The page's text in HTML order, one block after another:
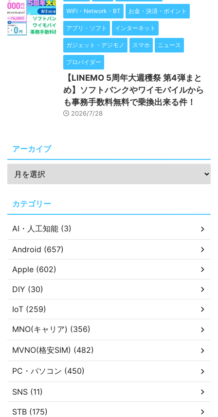
WiFi・Network・BT お金・決済・ポイント
アプリ・ソフト インターネット
ガジェット・デジモノ スマホ ニュース
プロバイダー
【LINEMO 5周年大週穫祭 第4弾まと
め】ソフトバンクやワイモバイルから
も事務手数料無料で乗換出来る件！
2026/7/28
アーカイブ
カテゴリー
AI・人工知能 (3)
Android (657)
Apple (602)
DIY (30)
IoT (259)
MNO(キャリア) (356)
MVNO(格安SIM) (482)
PC・パソコン (450)
SNS (11)
STB (175)